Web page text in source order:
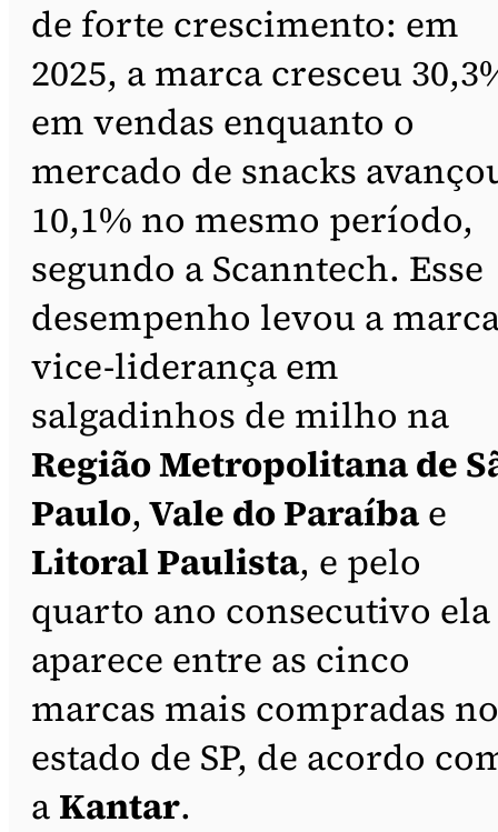
de forte crescimento: em
2025, a marca cresceu
em vendas enquanto o
mercado de snacks
10,1% no mesmo período,
segundo a Scanntech. Esse
desempenho levou a
vice-liderança em
salgadinhos de milho na
Região Metropolitana de
Paulo, Vale do Paraíbae
Litoral Paulista, e pelo
quarto ano consecutivo ela
aparece entre as cinco
marcas mais compradas no
estado de SP, de acordo
a Kantar.